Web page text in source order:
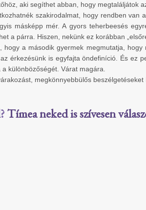
aki segíthet abban, hogy megtaláljátok
szakirodalmat, hogy rendben van
másképp mér. A gyors teherbeesés
a párra. Hiszen, nekünk ez korábban
hogy a második gyermek megmutatja,
érkezésünk is egyfajta öndefiníció. És ez
különbözőségét. Várat magára.
megkönnyebbülős
Tímea neked is szívesen